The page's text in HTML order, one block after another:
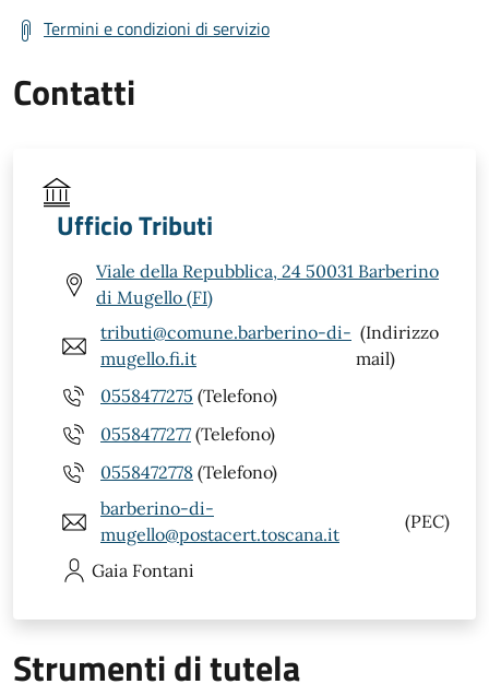
Termini e condizioni di servizio
Contatti
Ufficio Tributi
Viale della Repubblica, 24 50031 Barberino
di Mugello (FI)
tributi@comune.barberino-di-
mugello.fi.it
(Indirizzo
mail)
0558477275 (Telefono)
0558477277 (Telefono)
0558472778 (Telefono)
barberino-di-
mugello@postacert.toscana.it
(PEC)
Gaia Fontani
Strumenti di tutela